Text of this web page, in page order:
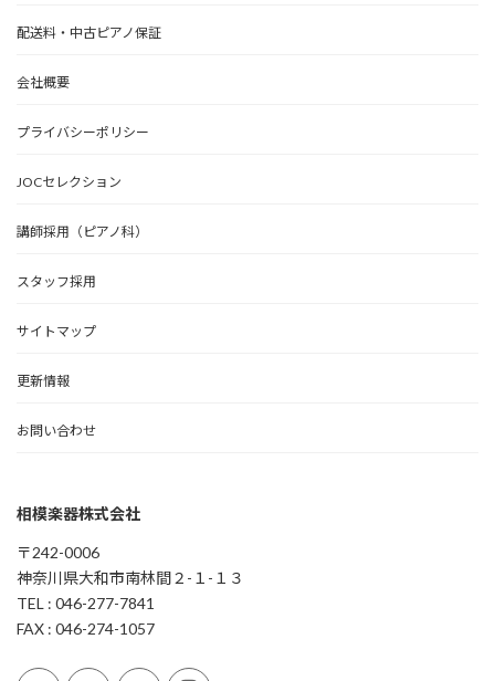
配送料・中古ピアノ保証
会社概要
プライバシーポリシー
JOCセレクション
講師採用（ピアノ科）
スタッフ採用
サイトマップ
更新情報
お問い合わせ
相模楽器株式会社
〒242-0006
神奈川県大和市南林間２-１-１３
TEL : 046-277-7841
FAX : 046-274-1057